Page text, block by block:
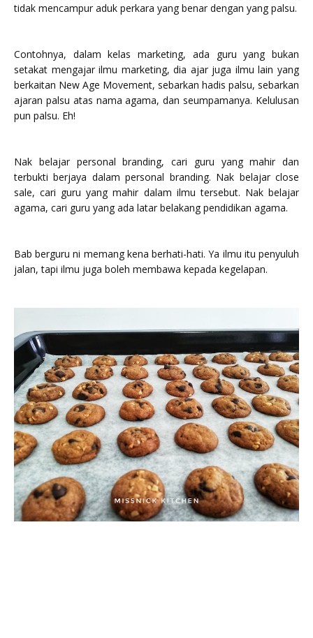
tidak mencampur aduk perkara yang benar dengan yang palsu.
Contohnya, dalam kelas marketing, ada guru yang bukan
setakat mengajar ilmu marketing, dia ajar juga ilmu lain yang
berkaitan New Age Movement, sebarkan hadis palsu, sebarkan
ajaran palsu atas nama agama, dan seumpamanya. Kelulusan
pun palsu. Eh!
Nak belajar personal branding, cari guru yang mahir dan
terbukti berjaya dalam personal branding. Nak belajar close
sale, cari guru yang mahir dalam ilmu tersebut. Nak belajar
agama, cari guru yang ada latar belakang pendidikan agama.
Bab berguru ni memang kena berhati-hati. Ya ilmu itu penyuluh
jalan, tapi ilmu juga boleh membawa kepada kegelapan.